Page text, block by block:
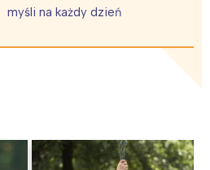
myśli na każdy dzień